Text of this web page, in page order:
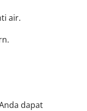
air.
dapat